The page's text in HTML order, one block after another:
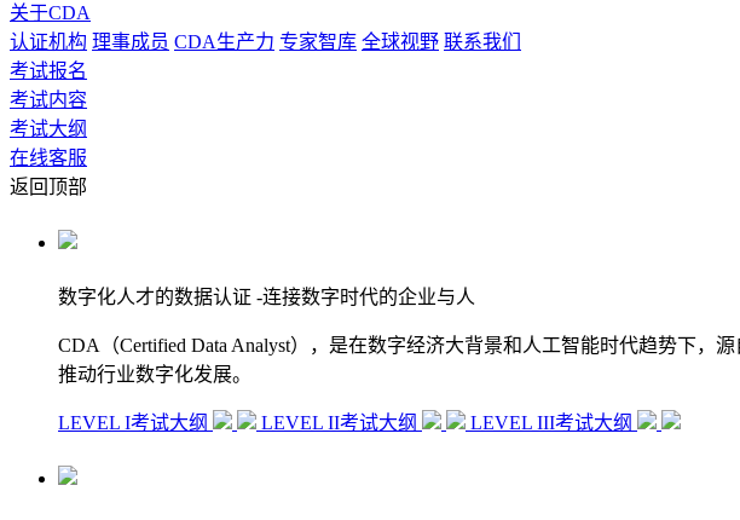
关于CDA
认证机构 理事成员 CDA生产力 专家智库 全球视野 联系我们
考试报名
考试内容
考试大纲
在线客服
返回顶部
数字化人才的数据认证 -连接数字时代的企业与人
CDA（Certified Data Analyst），是在数字经济大背景和人工智能时代趋势下，
推动行业数字化发展。
LEVEL I考试大纲 LEVEL II考试大纲 LEVEL III考试大纲